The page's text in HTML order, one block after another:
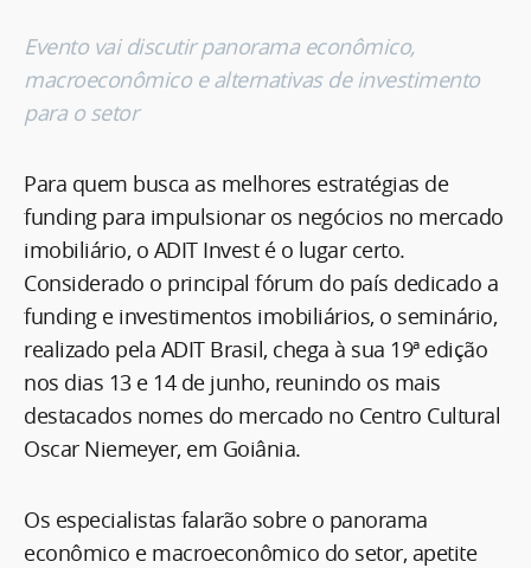
Evento vai discutir panorama econômico,
macroeconômico e alternativas de investimento
para o setor
Para quem busca as melhores estratégias de
funding para impulsionar os negócios no mercado
imobiliário, o ADIT Invest é o lugar certo.
Considerado o principal fórum do país dedicado a
funding e investimentos imobiliários, o seminário,
realizado pela ADIT Brasil, chega à sua 19ª edição
nos dias 13 e 14 de junho, reunindo os mais
destacados nomes do mercado no Centro Cultural
Oscar Niemeyer, em Goiânia.
Os especialistas falarão sobre o panorama
econômico e macroeconômico do setor, apetite